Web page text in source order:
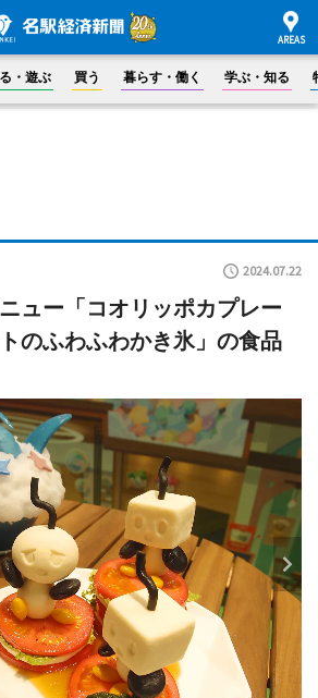
・遊ぶ 買う 暮らす・働く 学ぶ・知る
2024.07.22
ュー「コオリッポカプレー
のふわふわかき氷」の食品